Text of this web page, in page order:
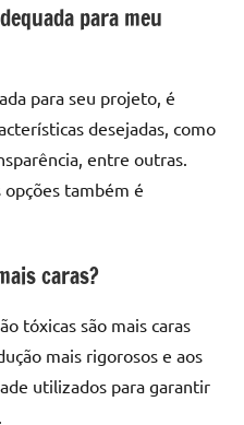
para meu
para seu projeto, é
desejadas, como
entre outras.
também é
caras?
tóxicas são mais caras
mais rigorosos e aos
utilizados para garantir